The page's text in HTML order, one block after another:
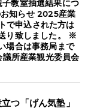
教室抽選結果につ
知らせ 2025産業
で申込された方は
り致しました。 ※
場合は事務局まで
所産業観光委員会
つ「げん気塾」